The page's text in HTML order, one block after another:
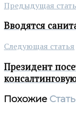
Предыдущая
Вводятся
Следующая статья
Президент
Похожие